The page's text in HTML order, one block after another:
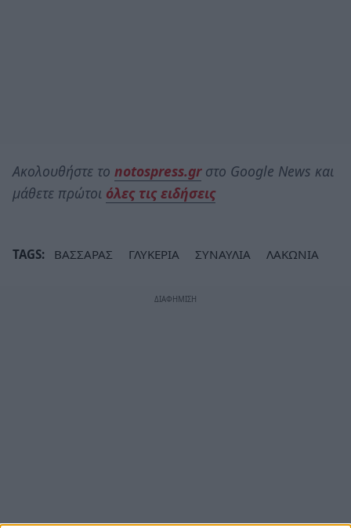
Ακολουθήστε το notospress.grστο Google News και
μάθετε πρώτοι όλες τις ειδήσεις
TAGS: ΒΑΣΣΑΡΑΣ ΓΛΥΚΕΡΙΑ ΣΥΝΑΥΛΙΑ ΛΑΚΩΝΙΑ